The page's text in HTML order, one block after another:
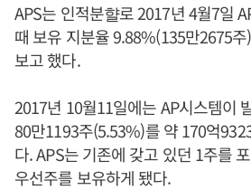
APS는 인적분햘로 2017년 4월7일
때 보유 지분율 9.88%(135만2675
보고 했다.
2017년 10월11일에는 AP시스템이
80만1193주(5.53%)를 약 170억
다. APS는 기존에 갖고 있던 1주를
우선주를 보유하게 됐다.